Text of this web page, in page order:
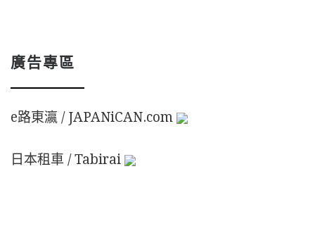
廣告專區
e路東瀛 / JAPANiCAN.com
日本租車 / Tabirai